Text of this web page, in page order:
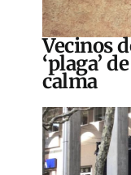
Vecinos
‘plaga’
calma